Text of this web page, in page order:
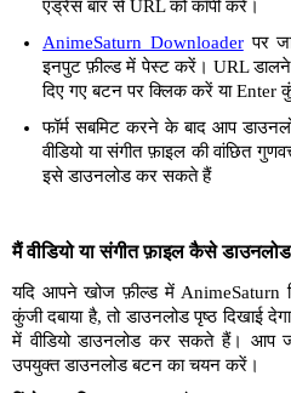
एड्रेस बार से URL को कॉपी करें।
AnimeSaturn Downloaderपर
इनपुट फ़ील्ड में पेस्ट करें। URL
दिए गए बटन पर क्लिक करें या Enter
फॉर्म सबमिट करने के बाद आप
वीडियो या संगीत फ़ाइल की वांछित
इसे डाउनलोड कर सकते हैं
मैं वीडियो या संगीत फ़ाइल कैसे
यदि आपने खोज फ़ील्ड में AnimeSaturn
कुंजी दबाया है, तो डाउनलोड पृष्ठ दिखाई
में वीडियो डाउनलोड कर सकते हैं। आप
उपयुक्त डाउनलोड बटन का चयन करें।